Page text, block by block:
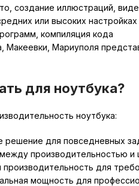
создание иллюстраций,
или высоких настройках
компиляция кода
Макеевки, Мариуполя
для ноутбука?
ноутбука:
решение для повседневных
производительностью и
производительность для
мощность для